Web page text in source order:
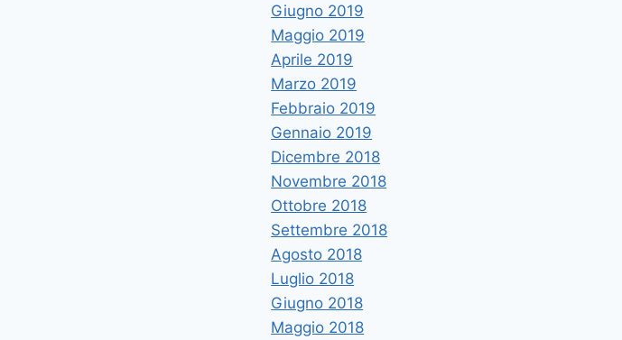
Giugno 2019
Maggio 2019
Aprile 2019
Marzo 2019
Febbraio 2019
Gennaio 2019
Dicembre 2018
Novembre 2018
Ottobre 2018
Settembre 2018
Agosto 2018
Luglio 2018
Giugno 2018
Maggio 2018